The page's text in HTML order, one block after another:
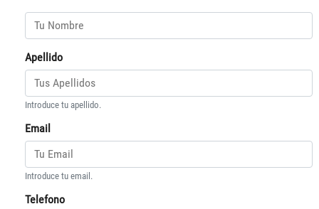
Apellido
Introduce tu apellido.
Email
Introduce tu email.
Telefono